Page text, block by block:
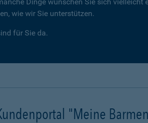
wie wir Sie unterstützen.
für Sie da.
"Meine